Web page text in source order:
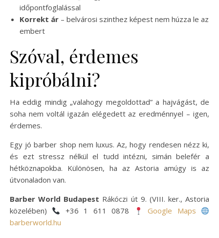
időpontfoglalással
Korrekt ár – belvárosi szinthez képest nem húzza le az
embert
Szóval, érdemes
kipróbálni?
Ha eddig mindig „valahogy megoldottad” a hajvágást, de
soha nem voltál igazán elégedett az eredménnyel – igen,
érdemes.
Egy jó barber shop nem luxus. Az, hogy rendesen nézz ki,
és ezt stressz nélkül el tudd intézni, simán belefér a
hétköznapokba. Különösen, ha az Astoria amúgy is az
útvonaladon van.
Barber World Budapest Rákóczi út 9. (VIII. ker., Astoria
közelében)
+36 1 611 0878
Google Maps
barberworld.hu